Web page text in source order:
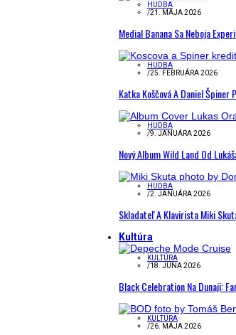
HUDBA
/21. MÁJA 2026
Medial Banana Sa Neboja
HUDBA
/25. FEBRUÁRA 2026
Katka Koščová A Daniel Špiner
HUDBA
/9. JANUÁRA 2026
Nový Album Wild Land Od
HUDBA
/2. JANUÁRA 2026
Skladateľ A Klavirista Miki
Kultúra
KULTÚRA
/18. JÚNA 2026
Black Celebration Na Dunaji:
KULTÚRA
/26. MÁJA 2026